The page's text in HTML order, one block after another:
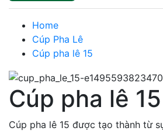
Home
Cúp Pha Lê
Cúp pha lê 15
Cúp pha lê 15
Cúp pha lê 15 được tạo thành từ